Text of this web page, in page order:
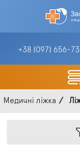
+38 (097) 656-
Медичні ліжка